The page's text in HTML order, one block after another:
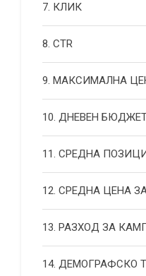
7. КЛИК
8. CTR
9. МАКСИМАЛНА
10. ДНЕВЕН
11. СРЕДНА
12. СРЕДНА ЦЕНА
13. РАЗХОД ЗА
14. ДЕМОГРАФСКО